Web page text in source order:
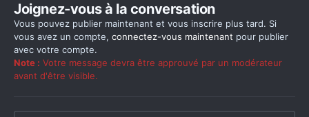
Joignez-vous à la conversation
Vous pouvez publier maintenant et vous inscrire plus tard. Si
vous avez un compte, connectez-vous maintenant pour publier
avec votre compte.
Note : Votre message devra être approuvé par un modérateur
avant d'être visible.